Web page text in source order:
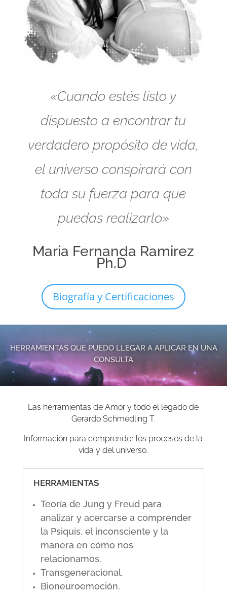
«Cuando estés listo y
dispuesto a encontrar tu
verdadero propósito de vida,
el universo conspirará con
toda su fuerza para que
puedas realizarlo»
Maria Fernanda Ramirez
Ph.D
Biografía y Certificaciones
HERRAMIENTAS QUE PUEDO LLEGAR A APLICAR EN UNA
CONSULTA
Las herramientas de Amor y todo el legado de
Gerardo Schmedling T.
Información para comprender los procesos de la
vida y del universo.
HERRAMIENTAS
Teoría de Jung y Freud para
analizar y acercarse a comprender
la Psiquis, el inconsciente y la
manera en cómo nos
relacionamos.
Transgeneracional.
Bioneuroemoción.